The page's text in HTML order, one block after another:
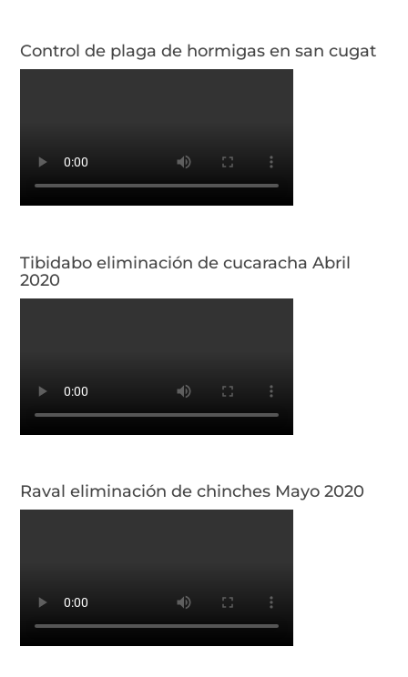
Control de plaga de hormigas en san cugat
Tibidabo eliminación de cucaracha Abril
2020
Raval eliminación de chinches Mayo 2020